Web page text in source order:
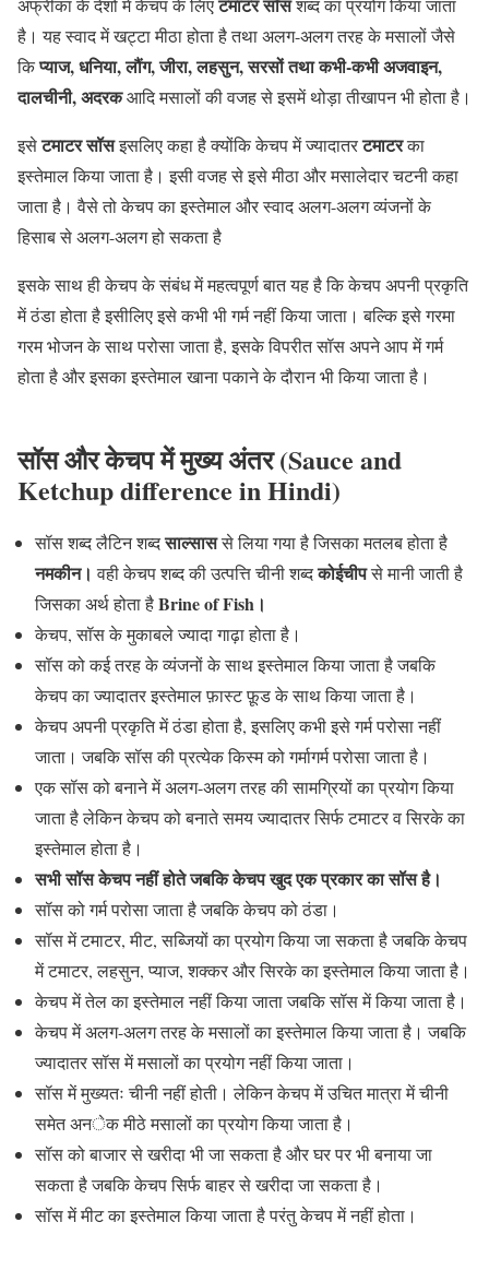
अफ्रीका के देशों में केचप के लिए
शब्द का प्रयोग किया जाता
है। यह स्वाद में खट्टा मीठा होता है तथा अलग-अलग तरह के मसालों जैसे
किप्याज, धनिया, लौंग, जीरा, लहसुन, सरसों तथा कभी-कभी अजवाइन,
दालचीनी, अदरकआदि मसालों की वजह से इसमें थोड़ा तीखापन भी होता है।
इसेटमाटरसॉसइसलिए कहा है क्योंकि केचप में ज्यादातरटमाटरका
इस्तेमाल किया जाता है। इसी वजह से इसे मीठा और मसालेदार चटनी कहा
जाता है। वैसे तो केचप का इस्तेमाल और स्वाद अलग-अलग व्यंजनों के
हिसाब से अलग-अलग हो सकता है
इसके साथ ही केचप के संबंध में महत्वपूर्ण बात यह है कि केचप अपनी प्रकृति
में ठंडा होता है इसीलिए इसे कभी भी गर्म नहीं किया जाता। बल्कि इसे गरमा
गरम भोजन के साथ परोसा जाता है, इसके विपरीत सॉस अपने आप में गर्म
होता है और इसका इस्तेमाल खाना पकाने के दौरान भी किया जाता है।
सॉस और केचप में मुख्य अंतर (Sauce and
Ketchup difference in Hindi)
सॉस शब्द लैटिन शब्दसाल्साससे लिया गया है जिसका मतलब होता है
नमकीन। वही केचप शब्द की उत्पत्ति चीनी शब्दकोईचीपसे मानी जाती है
जिसका अर्थ होता हैBrine of Fish।
केचप, सॉस के मुकाबले ज्यादा गाढ़ा होता है।
सॉस को कई तरह के व्यंजनों के साथ इस्तेमाल किया जाता है जबकि
केचप का ज्यादातर इस्तेमाल फ़ास्ट फ़ूड के साथ किया जाता है।
केचप अपनी प्रकृति में ठंडा होता है, इसलिए कभी इसे गर्म परोसा नहीं
जाता। जबकि सॉस की प्रत्येक किस्म को गर्मागर्म परोसा जाता है।
एक सॉस को बनाने में अलग-अलग तरह की सामग्रियों का प्रयोग किया
जाता है लेकिन केचप को बनाते समय ज्यादातर सिर्फ टमाटर व सिरके का
इस्तेमाल होता है।
सभी सॉस केचप नहीं होते जबकि केचप खुद एक प्रकार का सॉस है।
सॉस को गर्म परोसा जाता है जबकि केचप को ठंडा।
सॉस में टमाटर, मीट, सब्जियों का प्रयोग किया जा सकता है जबकि केचप
में टमाटर, लहसुन, प्याज, शक्कर और सिरके का इस्तेमाल किया जाता है।
केचप में तेल का इस्तेमाल नहीं किया जाता जबकि सॉस में किया जाता है।
केचप में अलग-अलग तरह के मसालों का इस्तेमाल किया जाता है। जबकि
ज्यादातर सॉस में मसालों का प्रयोग नहीं किया जाता।
सॉस में मुख्यतः चीनी नहीं होती। लेकिन केचप में उचित मात्रा में चीनी
समेत अनेक मीठे मसालों का प्रयोग किया जाता है।
सॉस को बाजार से खरीदा भी जा सकता है और घर पर भी बनाया जा
सकता है जबकि केचप सिर्फ बाहर से खरीदा जा सकता है।
सॉस में मीट का इस्तेमाल किया जाता है परंतु केचप में नहीं होता।